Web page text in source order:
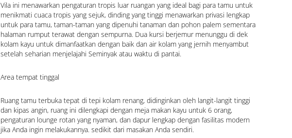
Vila ini menawarkan pengaturan tropis luar ruangan yang ideal bagi para tamu untuk
menikmati cuaca tropis yang sejuk, dinding yang tinggi menawarkan privasi lengkap
untuk para tamu, taman-taman yang dipenuhi tanaman dan pohon palem sementara
halaman rumput terawat dengan sempurna. Dua kursi berjemur menunggu di dek
kolam kayu untuk dimanfaatkan dengan baik dan air kolam yang jernih menyambut
setelah seharian menjelajahi Seminyak atau waktu di pantai.
Area tempat tinggal
Ruang tamu terbuka tepat di tepi kolam renang, didinginkan oleh langit-langit tinggi
dan kipas angin, ruang ini dilengkapi dengan meja makan kayu untuk 6 orang,
pengaturan lounge rotan yang nyaman, dan dapur lengkap dengan fasilitas modern
jika Anda ingin melakukannya. sedikit dari masakan Anda sendiri.